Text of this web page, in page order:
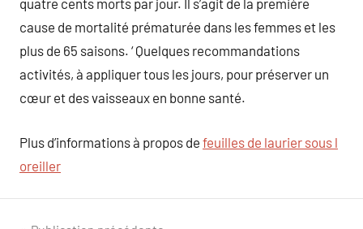
quatre cents morts par jour. Il s’agit de la première
cause de mortalité prématurée dans les femmes et les
plus de 65 saisons. ‘ Quelques recommandations
activités, à appliquer tous les jours, pour préserver un
cœur et des vaisseaux en bonne santé.
Plus d’informations à propos de feuilles de laurier sous l
oreiller